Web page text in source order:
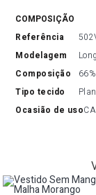
COMPOSIÇÃO
referência
modelagem
composição
tipo tecido
ocasião de uso